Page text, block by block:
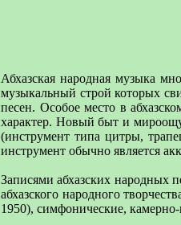
Абхазская народная музыка
музыкальный строй которых
песен. Особое место в
характер. Новый быт и
(инструмент типа цитры,
инструмент обычно является
Записями абхазских
абхазского народного
1950), симфонические,